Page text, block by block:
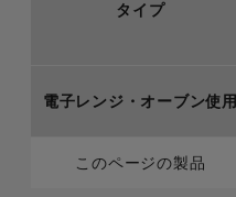
タイプ
電子レンジ・オーブン使用
このページの製品